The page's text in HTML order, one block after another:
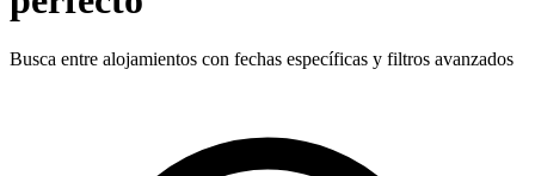
Busca entre alojamientos con fechas específicas y filtros avanzados